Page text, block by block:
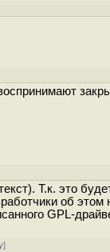
Т.к. это
об
GPL-
]